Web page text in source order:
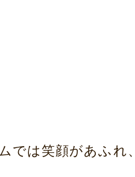
では笑顔があふれ、